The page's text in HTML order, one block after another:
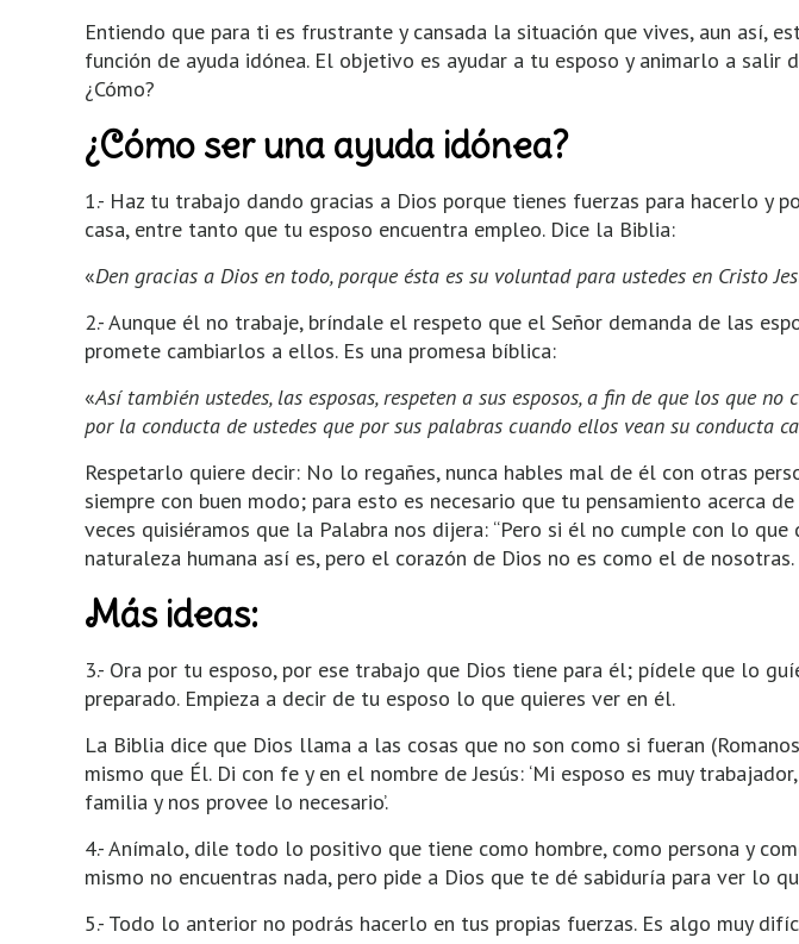
Entiendo que para ti es frustrante y cansada la situación que vives, aun así,
función de ayuda idónea. El objetivo es ayudar a tu esposo y animarlo a salir
¿Cómo?
¿Cómo ser una ayuda idónea?
1.- Haz tu trabajo dando gracias a Dios porque tienes fuerzas para hacerlo y
casa, entre tanto que tu esposo encuentra empleo. Dice la Biblia:
«Den gracias a Dios en todo, porque ésta es su voluntad para ustedes en Cristo
2.- Aunque él no trabaje, bríndale el respeto que el Señor demanda de las
promete cambiarlos a ellos. Es una promesa bíblica:
«Así también ustedes, las esposas, respeten a sus esposos, a fin de que los que
por la conducta de ustedes que por sus palabras cuando ellos vean su conducta
Respetarlo quiere decir: No lo regañes, nunca hables mal de él con otras
siempre con buen modo; para esto es necesario que tu pensamiento acerca
veces quisiéramos que la Palabra nos dijera: “Pero si él no cumple con lo
naturaleza humana así es, pero el corazón de Dios no es como el de nosotras.
Más ideas:
3.- Ora por tu esposo, por ese trabajo que Dios tiene para él; pídele que lo
preparado. Empieza a decir de tu esposo lo que quieres ver en él.
La Biblia dice que Dios llama a las cosas que no son como si fueran
mismo que Él. Di con fe y en el nombre de Jesús: ‘Mi esposo es muy
familia y nos provee lo necesario’.
4.- Anímalo, dile todo lo positivo que tiene como hombre, como persona y
mismo no encuentras nada, pero pide a Dios que te dé sabiduría para ver lo
5.- Todo lo anterior no podrás hacerlo en tus propias fuerzas. Es algo muy